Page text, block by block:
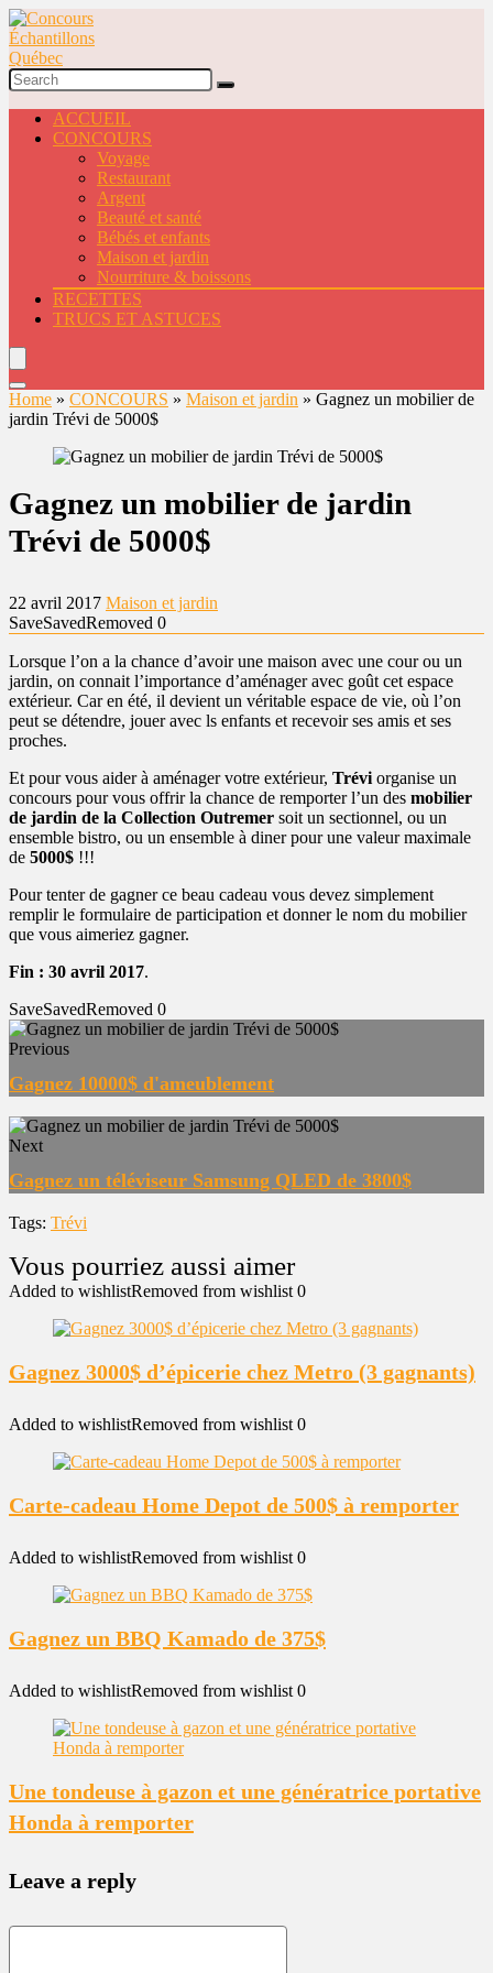
ACCUEIL
CONCOURS
Voyage
Restaurant
Argent
Beauté et santé
Bébés et enfants
Maison et jardin
Nourriture & boissons
RECETTES
TRUCS ET ASTUCES
Home » CONCOURS » Maison et jardin » Gagnez un mobilier de
jardin Trévi de 5000$
Gagnez un mobilier de jardin
Trévi de 5000$
22 avril 2017 Maison et jardin
SaveSavedRemoved 0
Lorsque l’on a la chance d’avoir une maison avec une cour ou un
jardin, on connait l’importance d’aménager avec goût cet espace
extérieur. Car en été, il devient un véritable espace de vie, où l’on
peut se détendre, jouer avec ls enfants et recevoir ses amis et ses
proches.
Et pour vous aider à aménager votre extérieur, Trévi organise un
concours pour vous offrir la chance de remporter l’un des mobilier
de jardin de la Collection Outremer soit un sectionnel, ou un
ensemble bistro, ou un ensemble à diner pour une valeur maximale
de 5000$ !!!
Pour tenter de gagner ce beau cadeau vous devez simplement
remplir le formulaire de participation et donner le nom du mobilier
que vous aimeriez gagner.
Fin : 30 avril 2017.
SaveSavedRemoved 0
Previous
Gagnez 10000$ d'ameublement
Next
Gagnez un téléviseur Samsung QLED de 3800$
Tags: Trévi
Added to wishlistRemoved from wishlist 0
Gagnez 3000$ d’épicerie chez Metro (3 gagnants)
Added to wishlistRemoved from wishlist 0
Carte-cadeau Home Depot de 500$ à remporter
Added to wishlistRemoved from wishlist 0
Gagnez un BBQ Kamado de 375$
Added to wishlistRemoved from wishlist 0
Une tondeuse à gazon et une génératrice portative
Honda à remporter
Leave a reply